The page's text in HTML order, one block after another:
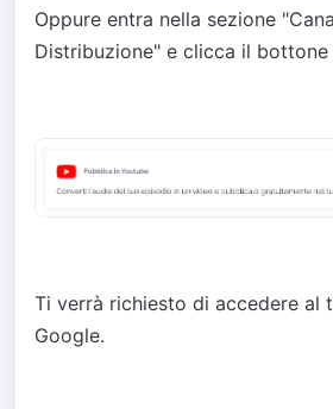
Oppure entra nella sezione
Distribuzione" e clicca il bottone
Ti verrà richiesto di accedere al
Google.